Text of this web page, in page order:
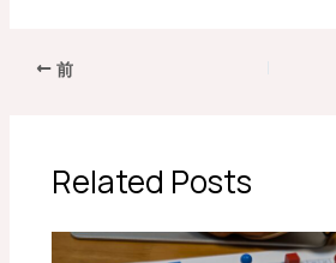
前
Related Posts